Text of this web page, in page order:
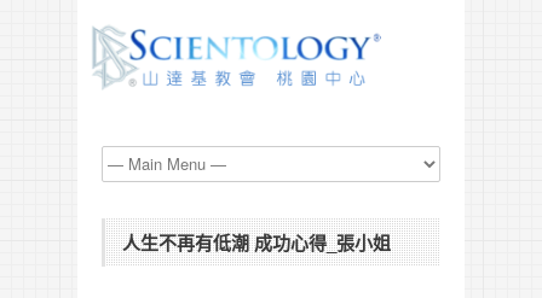
人生不再有低潮 成功心得_張小姐